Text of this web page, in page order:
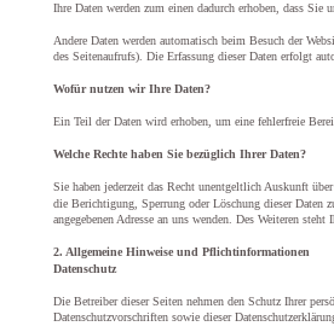
Ihre Daten werden zum einen dadurch erhoben, dass
Andere Daten werden automatisch beim Besuch der
des Seitenaufrufs). Die Erfassung dieser Daten erfolgt
Wofür nutzen wir Ihre Daten?
Ein Teil der Daten wird erhoben, um eine fehlerfreie
Welche Rechte haben Sie bezüglich Ihrer Daten?
Sie haben jederzeit das Recht unentgeltlich Auskunft
die Berichtigung, Sperrung oder Löschung dieser Daten
angegebenen Adresse an uns wenden. Des Weiteren
2. Allgemeine Hinweise und Pflichtinformationen
Datenschutz
Die Betreiber dieser Seiten nehmen den Schutz Ihrer
Datenschutzvorschriften sowie dieser